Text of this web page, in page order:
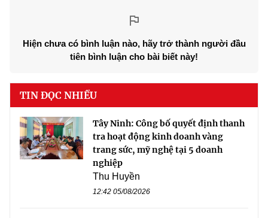
Hiện chưa có bình luận nào, hãy trở thành người đầu
tiên bình luận cho bài biết này!
TIN ĐỌC NHIỀU
Tây Ninh: Công bố quyết định thanh
tra hoạt động kinh doanh vàng
trang sức, mỹ nghệ tại 5 doanh
nghiệp
Thu Huyền
12:42 05/08/2026